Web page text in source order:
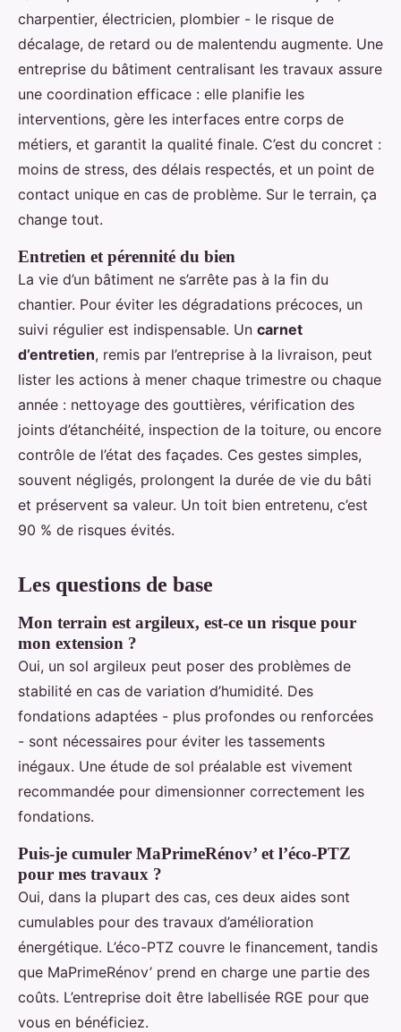
charpentier, électricien, plombier - le risque de
décalage, de retard ou de malentendu augmente. Une
entreprise du bâtiment centralisant les travaux assure
une coordination efficace : elle planifie les
interventions, gère les interfaces entre corps de
métiers, et garantit la qualité finale. C’est du concret :
moins de stress, des délais respectés, et un point de
contact unique en cas de problème. Sur le terrain, ça
change tout.
Entretien et pérennité du bien
La vie d’un bâtiment ne s’arrête pas à la fin du
chantier. Pour éviter les dégradations précoces, un
suivi régulier est indispensable. Un carnet
d’entretien, remis par l’entreprise à la livraison, peut
lister les actions à mener chaque trimestre ou chaque
année : nettoyage des gouttières, vérification des
joints d’étanchéité, inspection de la toiture, ou encore
contrôle de l’état des façades. Ces gestes simples,
souvent négligés, prolongent la durée de vie du bâti
et préservent sa valeur. Un toit bien entretenu, c’est
90 % de risques évités.
Les questions de base
Mon terrain est argileux, est-ce un risque pour
mon extension ?
Oui, un sol argileux peut poser des problèmes de
stabilité en cas de variation d’humidité. Des
fondations adaptées - plus profondes ou renforcées
- sont nécessaires pour éviter les tassements
inégaux. Une étude de sol préalable est vivement
recommandée pour dimensionner correctement les
fondations.
Puis-je cumuler MaPrimeRénov’ et l’éco-PTZ
pour mes travaux ?
Oui, dans la plupart des cas, ces deux aides sont
cumulables pour des travaux d’amélioration
énergétique. L’éco-PTZ couvre le financement, tandis
que MaPrimeRénov’ prend en charge une partie des
coûts. L’entreprise doit être labellisée RGE pour que
vous en bénéficiez.